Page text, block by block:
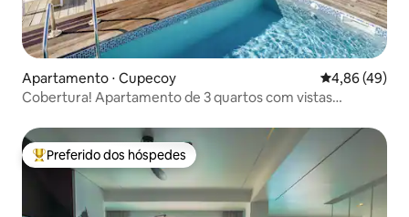
Apartamento ⋅ Cupecoy 4,86 de uma
4,86 (49)
Cobertura! Apartamento de 3 quartos com vistas
Entre os melhores preferidos dos hóspedes
Preferido dos hóspedes